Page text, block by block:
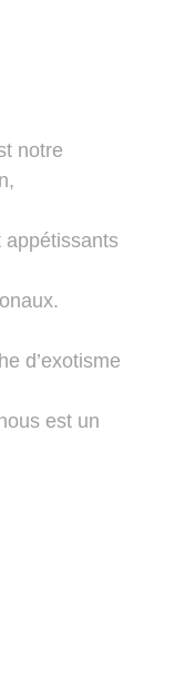
notre
appétissants
d’exotisme
est un